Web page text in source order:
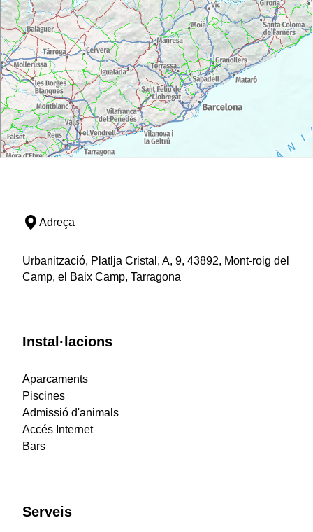
Adreça
Urbanització, Platlja Cristal, A, 9, 43892, Mont-roig del
Camp, el Baix Camp, Tarragona
Instal·lacions
Aparcaments
Piscines
Admissió d'animals
Accés Internet
Bars
Serveis